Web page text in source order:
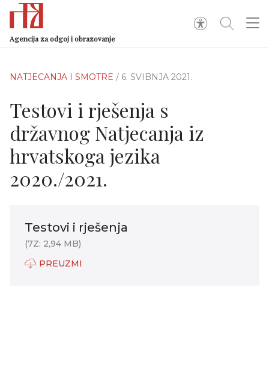
Agencija za odgoj i obrazovanje
NATJECANJA I SMOTRE / 6. SVIBNJA 2021.
Testovi i rješenja s
državnog Natjecanja iz
hrvatskoga jezika
2020./2021.
Testovi i rješenja
(7Z: 2,94 MB)
PREUZMI